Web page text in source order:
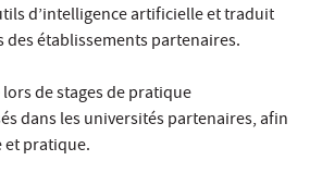
d’intelligence artificielle et traduit
des établissements partenaires.
de stages de pratique
dans les universités partenaires, afin
pratique.